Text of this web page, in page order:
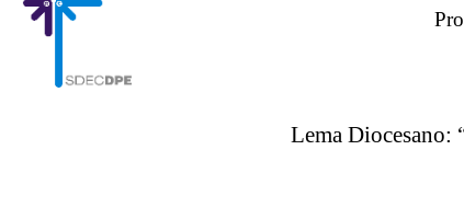
Lema ​​ Diocesano:​​